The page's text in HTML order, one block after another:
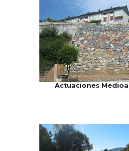
Actuaciones